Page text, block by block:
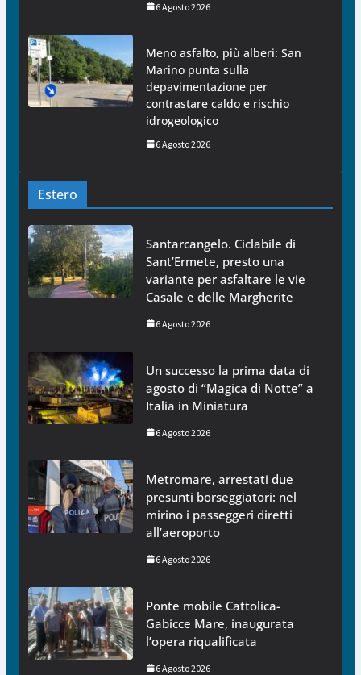
6 Agosto 2026
Meno asfalto, più alberi: San
Marino punta sulla
depavimentazione per
contrastare caldo e rischio
idrogeologico
6 Agosto 2026
Estero
Santarcangelo. Ciclabile di
Sant’Ermete, presto una
variante per asfaltare le vie
Casale e delle Margherite
6 Agosto 2026
Un successo la prima data di
agosto di “Magica di Notte” a
Italia in Miniatura
6 Agosto 2026
Metromare, arrestati due
presunti borseggiatori: nel
mirino i passeggeri diretti
all’aeroporto
6 Agosto 2026
Ponte mobile Cattolica-
Gabicce Mare, inaugurata
l’opera riqualificata
6 Agosto 2026